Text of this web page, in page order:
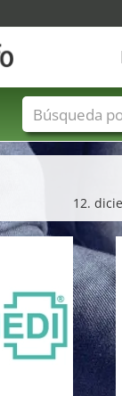
12.
Nombres